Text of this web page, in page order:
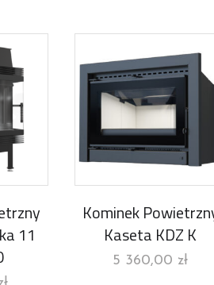
11
Kominek
Kaseta KDZ K
5 360,00 zł